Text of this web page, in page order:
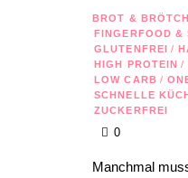
BROT &
FINGERFOOD &
GLUTENFREI /
HIGH PROTEIN /
LOW CARB /
SCHNELLE
ZUCKERFREI
0
Manchmal